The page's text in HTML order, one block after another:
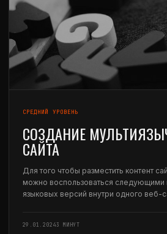
СРЕДНИЙ УРОВЕНЬ
CОЗДАНИЕ
САЙТА
Для того чтобы разместить контент
можно воспользоваться следующими
языковых версий внутри одного веб-
отдельный…
29.01.20243 МИНУТ